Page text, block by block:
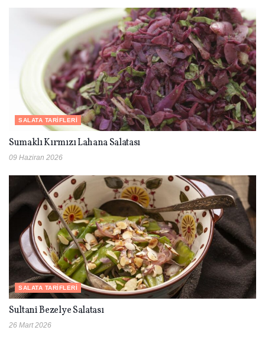
SALATA TARIFLERI
Sumaklı Kırmızı Lahana Salatası
09 Haziran 2026
SALATA TARIFLERI
Sultani Bezelye Salatası
26 Mart 2026